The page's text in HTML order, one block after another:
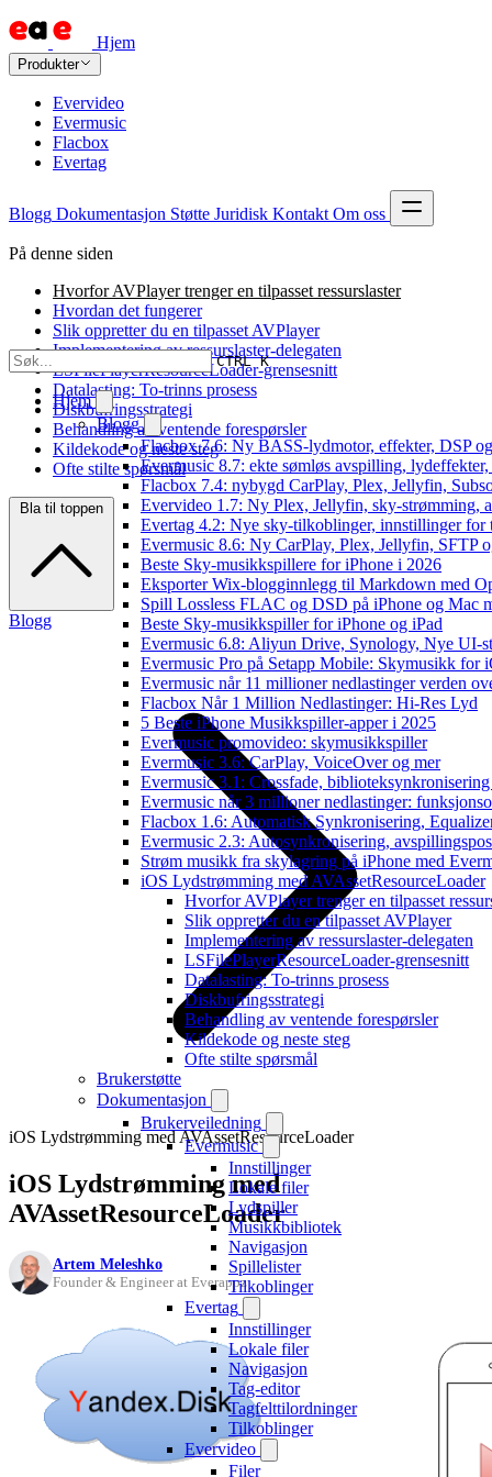
Hjem
Produkter
Evervideo
Evermusic
Flacbox
Evertag
Blogg Dokumentasjon Støtte Juridisk Kontakt Om oss
CTRL K
Hjem
Blogg
Flacbox 7.6: Ny BASS-lydmotor, effekter, DSP
Evermusic 8.7: ekte sømløs avspilling,
Flacbox 7.4: nybygd CarPlay, Plex, Jellyfin,
Evervideo 1.7: Ny Plex, Jellyfin, sky-strømming,
Evertag 4.2: Nye sky-tilkoblinger, innstillinger for
Evermusic 8.6: Ny CarPlay, Plex, Jellyfin, SFTP
Beste Sky-musikkspillere for iPhone i 2026
Eksporter Wix-blogginnlegg til Markdown med
Spill Lossless FLAC og DSD på iPhone og Mac
Beste Sky-musikkspiller for iPhone og iPad
Evermusic 6.8: Aliyun Drive, Synology, Nye UI-
Evermusic Pro på Setapp Mobile: Skymusikk for
Evermusic når 11 millioner nedlastinger verden
Flacbox Når 1 Million Nedlastinger: Hi-Res Lyd
5 Beste iPhone Musikkspiller-apper i 2025
Evermusic promovideo: skymusikkspiller
Evermusic 3.6: CarPlay, VoiceOver og mer
Evermusic 3.1: Crossfade,
Evermusic når 3 millioner nedlastinger:
Flacbox 1.6: Automatisk Synkronisering,
Evermusic 2.3: Autosynkronisering,
Strøm musikk fra skylagring på iPhone med
iOS Lydstrømming med AVAssetResourceLoader
Hvorfor AVPlayer trenger en tilpasset
Slik oppretter du en tilpasset AVPlayer
Implementering av ressurslaster-delegaten
LSFilePlayerResourceLoader-grensesnitt
Datalasting: To-trinns prosess
Diskbufringsstrategi
Behandling av ventende forespørsler
Kildekode og neste steg
Ofte stilte spørsmål
Brukerstøtte
Dokumentasjon
Brukerveiledning
Evermusic
Innstillinger
Lokale filer
Lydspiller
Musikkbibliotek
Navigasjon
Spillelister
Tilkoblinger
Evertag
Innstillinger
Lokale filer
Navigasjon
Tag-editor
Tagfelttilordninger
Tilkoblinger
Evervideo
Filer
På denne siden
Hvorfor AVPlayer trenger en tilpasset ressurslaster
Hvordan det fungerer
Slik oppretter du en tilpasset AVPlayer
Implementering av ressurslaster-delegaten
LSFilePlayerResourceLoader-grensesnitt
Datalasting: To-trinns prosess
Diskbufringsstrategi
Behandling av ventende forespørsler
Kildekode og neste steg
Ofte stilte spørsmål
Bla til toppen
Blogg
iOS Lydstrømming med AVAssetResourceLoader
iOS Lydstrømming med
AVAssetResourceLoader
Artem Meleshko
Founder & Engineer at Everappz